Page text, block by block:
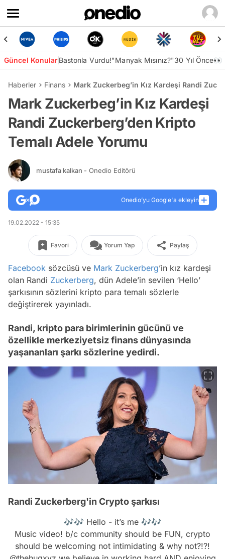
Güncel KonularBastonla Vurdu!"Manyak Mısınız?"30 Yıl Önce👀
Haberler Finans Mark Zuckerbeg’in Kız Kardeşi Randi
Mark Zuckerbeg’in Kız Kardeşi
Randi Zuckerberg’den Kripto
Temalı Adele Yorumu
mustafa kalkan - Onedio Editörü
Onedio’yu Google'a ekleyin
19.02.2022 - 15:35
Favori Yorum Yap Paylaş
Facebook sözcüsü ve Mark Zuckerberg’in kız kardeşi
olan Randi Zuckerberg, dün Adele’in sevilen ‘Hello’
şarkısının sözlerini kripto para temalı sözlerle
değiştirerek yayınladı.
Randi, kripto para birimlerinin gücünü ve
özellikle merkeziyetsiz finans dünyasında
yaşananları şarkı sözlerine yedirdi.
Randi Zuckerberg'in Crypto şarkısı
🎶🎶 Hello - it’s me 🎶🎶
Music video! b/c community should be FUN, crypto
should be welcoming not intimidating & why not?!?!